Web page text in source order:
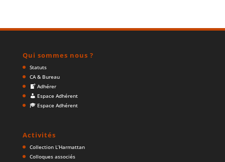
Qui sommes nous ?
Statuts
CA & Bureau
Adhérer
Espace Adhérent
Espace Adhérent
Activités
Collection L’Harmattan
Colloques associés